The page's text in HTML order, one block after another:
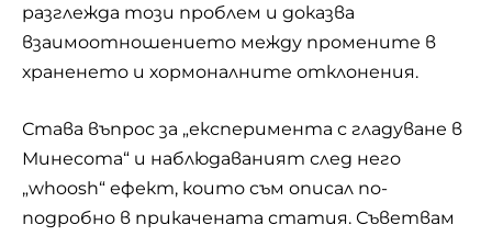
разглежда този проблем и доказва
взаимоотношението между промените в
храненето и хормоналните отклонения.
Става въпрос за „експеримента с гладуване в
Минесота“ и наблюдаваният след него
„whoosh“ ефект, които съм описал по-
подробно в прикачената статия. Съветвам